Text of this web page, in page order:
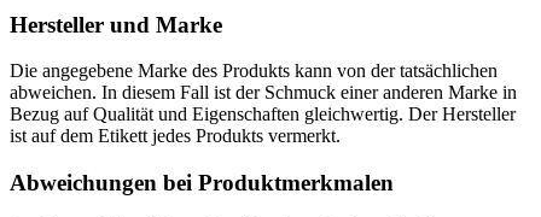
Hersteller und Marke
Die angegebene Marke des Produkts kann von der tatsächlichen
abweichen. In diesem Fall ist der Schmuck einer anderen Marke in
Bezug auf Qualität und Eigenschaften gleichwertig. Der Hersteller
ist auf dem Etikett jedes Produkts vermerkt.
Abweichungen bei Produktmerkmalen